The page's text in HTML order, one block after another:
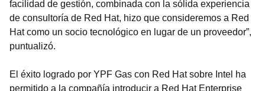
facilidad de gestión, combinada con la sólida experiencia
de consultoría de Red Hat, hizo que consideremos a Red
Hat como un socio tecnológico en lugar de un proveedor”,
puntualizó.
El éxito logrado por YPF Gas con Red Hat sobre Intel ha
permitido a la compañía introducir a Red Hat Enterprise